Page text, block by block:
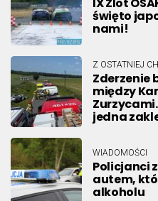
święto
nami!
Z OSTATNIEJ
Zderzenie
między
jedna
WIADOMOŚCI
Policjanci
autem,
alkoholu